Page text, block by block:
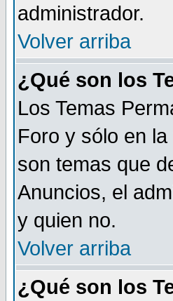
administrador.
Volver arriba
¿Qué son los
Los Temas
Foro y sólo en
son temas que
Anuncios, el
y quien no.
Volver arriba
¿Qué son los